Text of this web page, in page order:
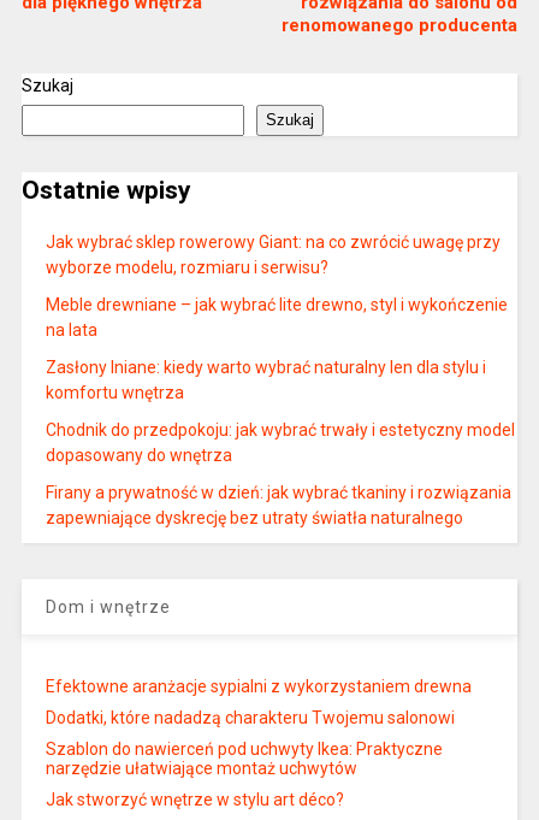
renomowanego producenta
Szukaj
Szukaj
Ostatnie wpisy
Jak wybrać sklep rowerowy Giant: na co zwrócić uwagę przy
wyborze modelu, rozmiaru i serwisu?
Meble drewniane – jak wybrać lite drewno, styl i wykończenie
na lata
Zasłony lniane: kiedy warto wybrać naturalny len dla stylu i
komfortu wnętrza
Chodnik do przedpokoju: jak wybrać trwały i estetyczny model
dopasowany do wnętrza
Firany a prywatność w dzień: jak wybrać tkaniny i rozwiązania
zapewniające dyskrecję bez utraty światła naturalnego
Dom i wnętrze
Efektowne aranżacje sypialni z wykorzystaniem drewna
Dodatki, które nadadzą charakteru Twojemu salonowi
Szablon do nawierceń pod uchwyty Ikea: Praktyczne
narzędzie ułatwiające montaż uchwytów
Jak stworzyć wnętrze w stylu art déco?